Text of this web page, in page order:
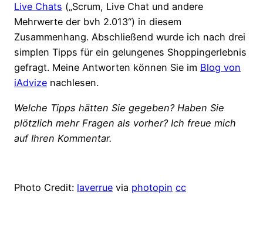
Live Chats („Scrum, Live Chat und andere
Mehrwerte der bvh 2.013“) in diesem
Zusammenhang. Abschließend wurde ich nach drei
simplen Tipps für ein gelungenes Shoppingerlebnis
gefragt. Meine Antworten können Sie im Blog von
iAdvize nachlesen.
Welche Tipps hätten Sie gegeben? Haben Sie
plötzlich mehr Fragen als vorher? Ich freue mich
auf Ihren Kommentar.
Photo Credit: laverrue via photopin cc